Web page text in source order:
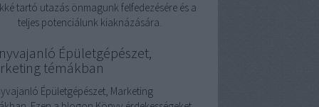
tartó utazás önmagunk felfedezésére és a
teljes potenciálunk kiaknázására.
Épületgépészet,
témákban
Épületgépészet, Marketing